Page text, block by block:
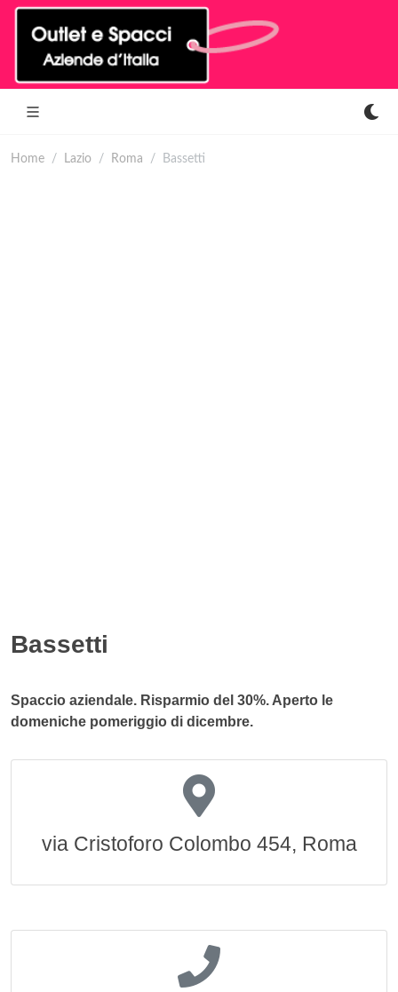
Home Lazio Roma Bassetti
Bassetti
Spaccio aziendale. Risparmio del 30%. Aperto le
domeniche pomeriggio di dicembre.
via Cristoforo Colombo 454, Roma